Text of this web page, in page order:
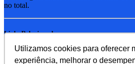
Utilizamos cookies para oferecer
experiência, melhorar o
no total.
Links Relacionados
RSB - Rede Salesiana Brasil
EDEBE - Editora